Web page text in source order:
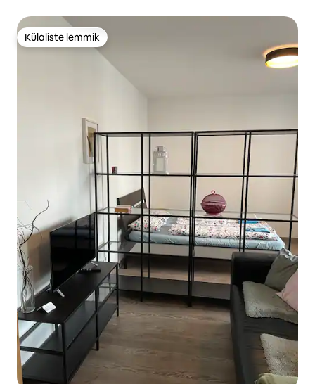
Külaliste lemmik
Külaliste lemmik